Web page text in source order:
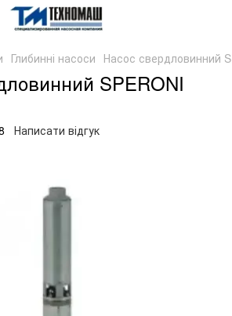
Глибинні насоси Насос свердловинний
SPERONI
Написати відгук